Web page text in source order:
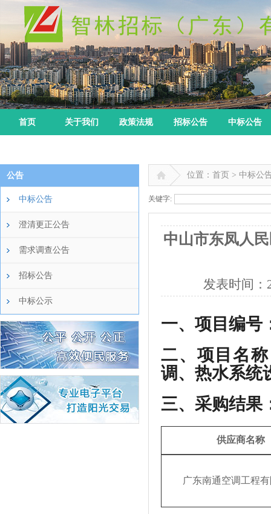
首页 关于我们 政策法规 招标公告 中标公告
公告
中标公告
澄清更正公告
需求调查公告
招标公告
中标公示
位置：首页 > 中标公
关键字:
中山市东凤人
发表时间：
一、 项目编号
二、 项目名
调、热水系统
三、 采购结果
供应商名称
广东南通空调工程